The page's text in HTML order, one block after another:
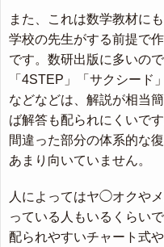
また、これは数学教材に
学校の先生がする前提で
です。数研出版に多いの
「4STEP」「サクシード
などなどは、解説が相当
ば解答も配られにくいで
間違った部分の体系的な
あまり向いていません。
人によってはヤ◯オクや
っている人もいるくらい
配られやすいチャート式